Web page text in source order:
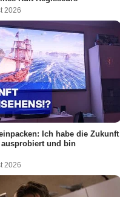
2026
Ich habe die Zukunft
ausprobiert und bin
2026